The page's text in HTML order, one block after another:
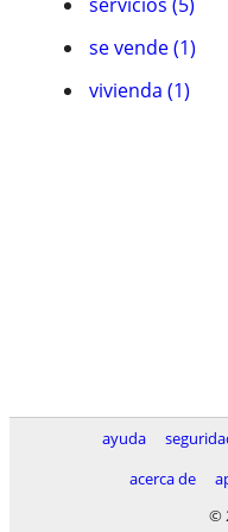
se vende (1)
vivienda (1)
ayuda
acerca de
©